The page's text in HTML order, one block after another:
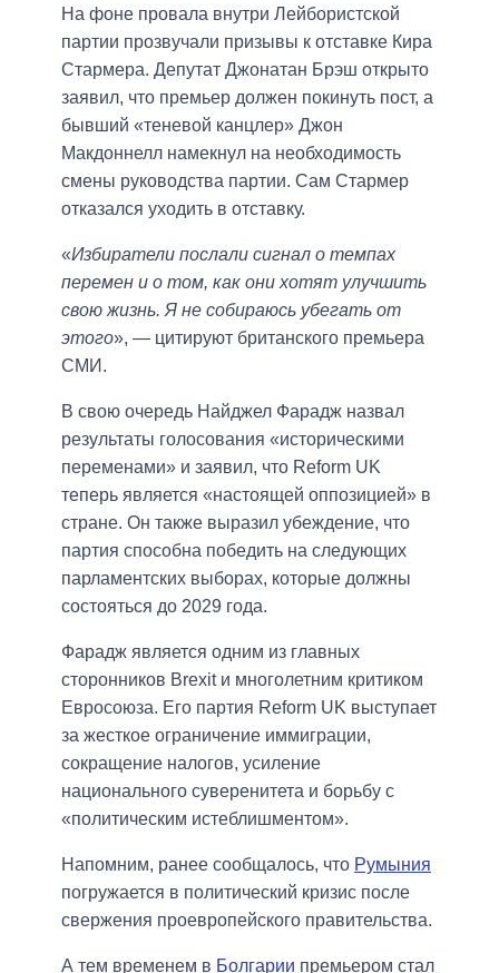
На фоне провала внутри Лейбористской
партии прозвучали призывы к отставке Кира
Стармера. Депутат Джонатан Брэш открыто
заявил, что премьер должен покинуть пост, а
бывший «теневой канцлер» Джон
Макдоннелл намекнул на необходимость
смены руководства партии. Сам Стармер
отказался уходить в отставку.
«Избиратели послали сигнал о темпах
перемен и о том, как они хотят улучшить
свою жизнь. Я не собираюсь убегать от
этого», — цитируют британского премьера
СМИ.
В свою очередь Найджел Фарадж назвал
результаты голосования «историческими
переменами» и заявил, что Reform UK
теперь является «настоящей оппозицией» в
стране. Он также выразил убеждение, что
партия способна победить на следующих
парламентских выборах, которые должны
состояться до 2029 года.
Фарадж является одним из главных
сторонников Brexit и многолетним критиком
Евросоюза. Его партия Reform UK выступает
за жесткое ограничение иммиграции,
сокращение налогов, усиление
национального суверенитета и борьбу с
«политическим истеблишментом».
Напомним, ранее сообщалось, что Румыния
погружается в политический кризис после
свержения проевропейского правительства.
А тем временем в Болгарии премьером стал